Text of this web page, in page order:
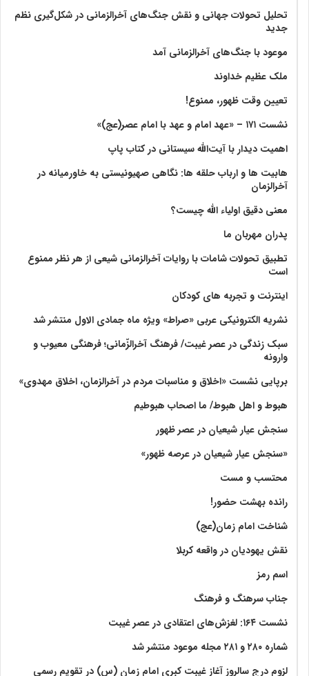
تحلیل تحولات جهانی و نقش جنگ‌های آخرالزمانی در شکل‌گیری نظم
جدید
موعود با جنگ‌های آخرالزمانی آمد
ملک عظیم خداوند
تعیین وقت ظهور، ممنوع!
نشست ۱۷۱ – «عهد امام و عهد با امام عصر(عج)»
اهمیت دیدار با آیت‌الله سیستانی در کتاب پاپ
هابیت ها و ارباب حلقه ها: نگاهی صهیونیستی به خاورمیانه در
آخرالزمان
معنی دقیق اولیاء الله چیست؟
پدران مهربان ما
تطبیق تحولات شامات با روایات آخرالزمانی شیعی از هر نظر ممنوع
است
اینترنت و تجربه های کودکان
نشریه الکترونیکی عربی «صراط» ویژه ماه جمادی الاول منتشر شد
سبک زندگی در عصر غیبت/ فرهنگ آخرالزّمانی؛ فرهنگی معیوب و
وارونه
برپایی نشست «اخلاق و مناسبات مردم در آخرالزمان، اخلاق مهدوی»
هبوط و اهل هبوط/ ما اصحاب هبوطیم
سنجش عیار شیعیان در عصر ظهور
«سنجش عیار شیعیان در عرصه ظهور»
محتسب و مست
رانده بهشت‌ حضور!
شناخت امام زمان(عج)
نقش یهودیان در واقعه کربلا
اسم رمز
جناب سرهنگ و فرهنگ
نشست ۱۶۴: لغزش‌های اعتقادی در عصر غیبت
شماره ۲۸۰ و ۲۸۱ مجله موعود منتشر شد
لزوم درج سالروز آغاز غیبت کبری امام زمان (س) در تقویم رسمی